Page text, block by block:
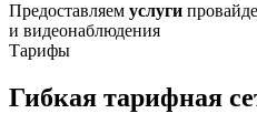
Предоставляем услуги
и видеонаблюдения
Тарифы
Гибкая тарифная